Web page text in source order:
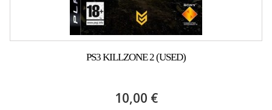
PS3 KILLZONE 2 (USED)
10,00 €